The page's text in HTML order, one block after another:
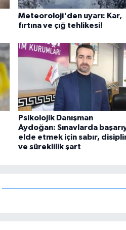
Meteoroloji'den uyarı: Kar,
fırtına ve çığ tehlikesi!
Psikolojik Danışman
Aydoğan: Sınavlarda
elde etmek için sabır,
ve süreklilik şart